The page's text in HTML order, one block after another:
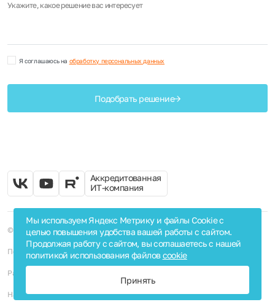
Укажите, какое решение вас интересует
Я соглашаюсь на обработку персональных данных
Подобрать решение
Аккредитованная
ИТ-компания
© 2003-2025, СМС-ИТ
Политика в отношении обработки персональных данных
Разработка сайта
Наверх
Мы используем Яндекс Метрику и файлы Cookie с
целью повышения удобства вашей работы с сайтом.
Продолжая работу с сайтом, вы соглашаетесь с нашей
политикой использования файловcookie
Принять